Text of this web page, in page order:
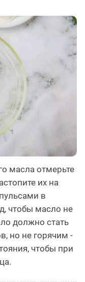
масла отмерьте
их на
в
чтобы масло не
должно стать
но не горячим -
чтобы при